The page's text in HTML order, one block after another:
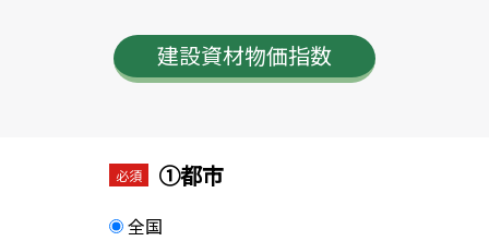
建設資材物価指数
必須 ①都市
全国